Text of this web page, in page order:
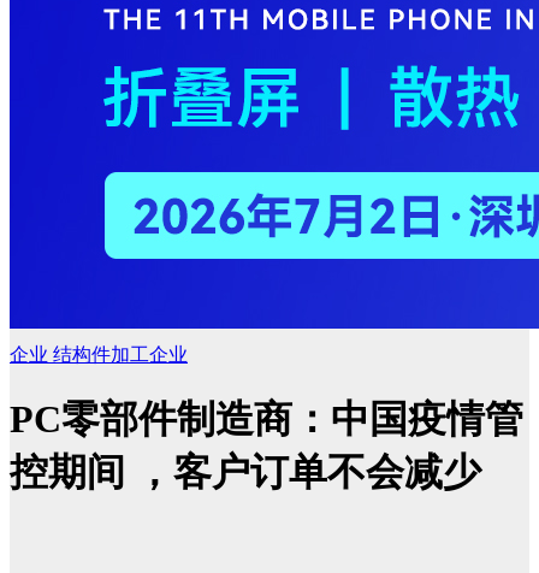
企业 结构件加工企业
PC零部件制造商：中国疫情管
控期间 ，客户订单不会减少